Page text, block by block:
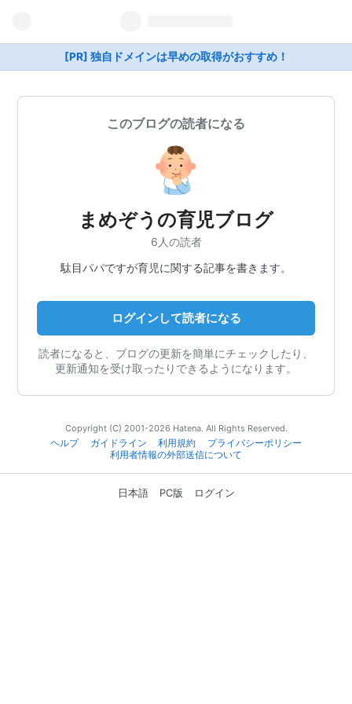
[PR] 独自ドメインは早めの取得がおすすめ！
このブログの読者になる
まめぞうの育児ブログ
6人の読者
駄目パパですが育児に関する記事を書きます。
ログインして読者になる
読者になると、ブログの更新を簡単にチェックしたり、
更新通知を受け取ったりできるようになります。
Copyright (C) 2001-2026 Hatena. All Rights Reserved.
ヘルプ
ガイドライン 利用規約
プライバシーポリシー
利用者情報の外部送信について
日本語 PC版 ログイン